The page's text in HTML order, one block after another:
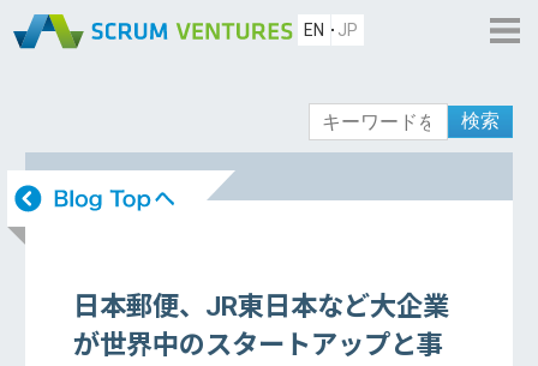
EN JP
検索
日本郵便、JR東日本など大企業
が世界中のスタートアップと事